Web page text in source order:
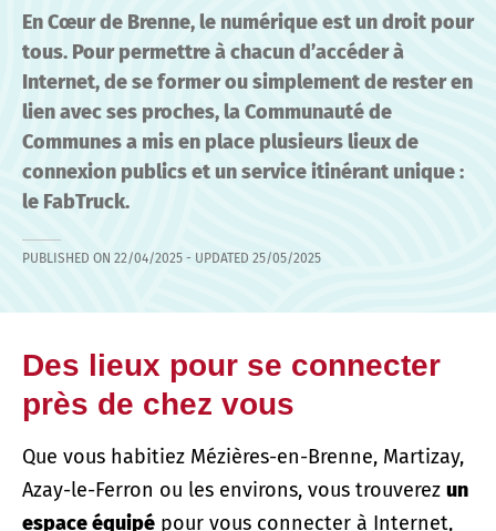
En Cœur de Brenne, le numérique est un droit pour
tous. Pour permettre à chacun d’accéder à
Internet, de se former ou simplement de rester en
lien avec ses proches, la Communauté de
Communes a mis en place plusieurs lieux de
connexion publics et un service itinérant unique :
le FabTruck.
PUBLISHED ON 22/04/2025 - UPDATED 25/05/2025
Des lieux pour se connecter
près de chez vous
Que vous habitiez Mézières-en-Brenne, Martizay,
Azay-le-Ferron ou les environs, vous trouverez un
espace équipé pour vous connecter à Internet,